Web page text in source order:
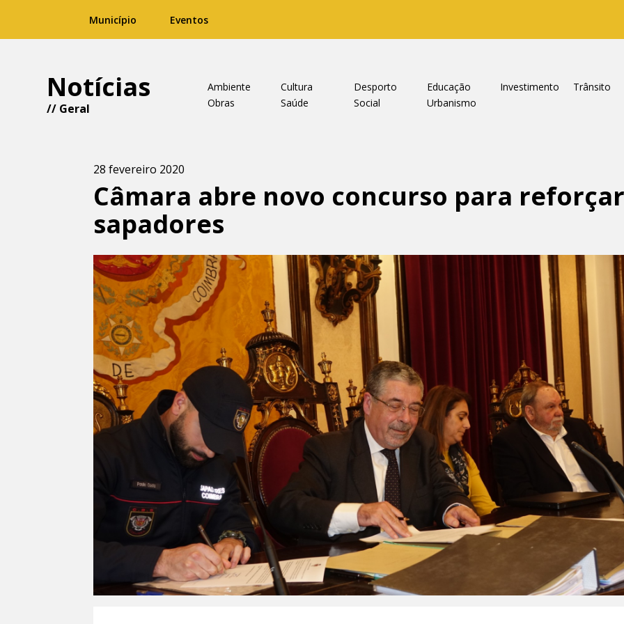
Município Eventos
Notícias
// Geral
Ambiente Cultura Desporto Educação Investimento
Trânsito
Obras
Saúde Social Urbanismo
28 fevereiro 2020
Câmara abre novo concurso para
sapadores